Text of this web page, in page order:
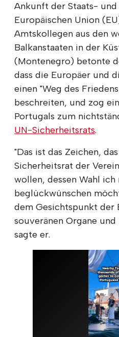
Ankunft der Staats-
Europäischen Union
Amtskollegen aus den
Balkanstaaten in der
(Montenegro) betonte
dass die Europäer und
einen "Weg des
beschreiten, und zog
Portugals zum
UN-Sicherheitsrats.
"Das ist das Zeichen,
Sicherheitsrat der
wollen, dessen Wahl ich
beglückwünschen
dem Gesichtspunkt der
souveränen Organe
sagte er.